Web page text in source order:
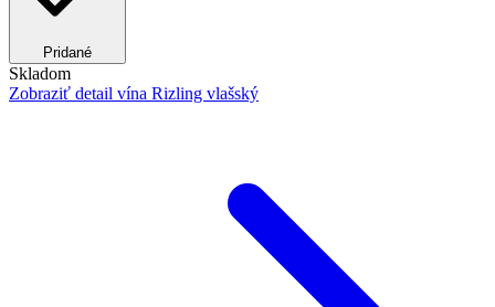
Pridané
Skladom
Zobraziť detail vína Rizling vlašský